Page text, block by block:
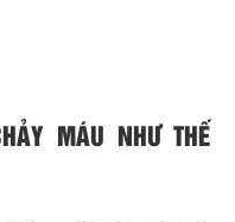
MÁU NHƯ THẾ